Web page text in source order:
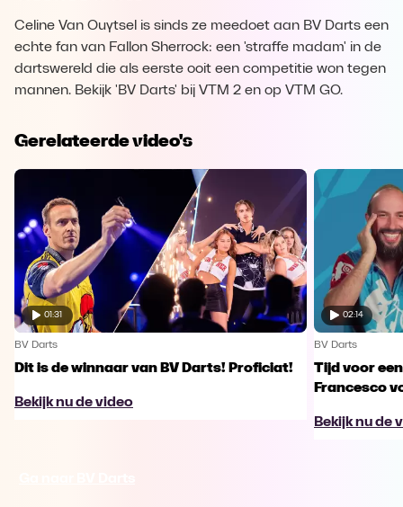
Celine Van Ouytsel is sinds ze meedoet aan BV Darts een
echte fan van Fallon Sherrock: een 'straffe madam' in de
dartswereld die als eerste ooit een competitie won tegen
mannen. Bekijk 'BV Darts' bij VTM 2 en op VTM GO.
Gerelateerde video's
01:31
BV Darts
Dit is de winnaar van BV Darts! Proficiat!
Bekijk nu de video
02:14
BV Darts
Tijd voor
Francesco
Bekijk nu de